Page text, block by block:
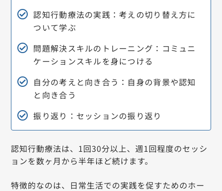
認知行動療法の実践：考えの切り替え方に
ついて学ぶ
問題解決スキルのトレーニング：コミュニ
ケーションスキルを身につける
自分の考えと向き合う：自身の背景や認知
と向き合う
振り返り：セッションの振り返り
認知行動療法は、1回30分以上、週1回程度のセッシ
ョンを数ヶ月から半年ほど続けます。
特徴的なのは、日常生活での実践を促すためのホー